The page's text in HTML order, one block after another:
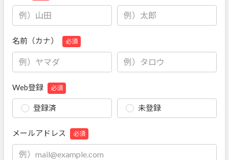
名前（カナ） 必須
Web登録 必須
登録済 未登録
メールアドレス 必須